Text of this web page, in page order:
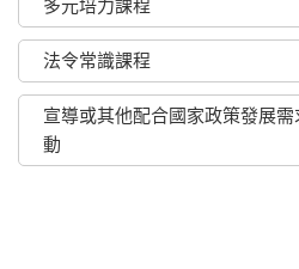
多元培力課程
法令常識課程
宣導或其他配合國家政策發展
動